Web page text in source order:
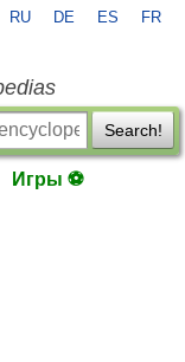
RU DE ES FR
Search!
Игры ⚽